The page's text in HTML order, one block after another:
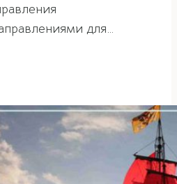
для…